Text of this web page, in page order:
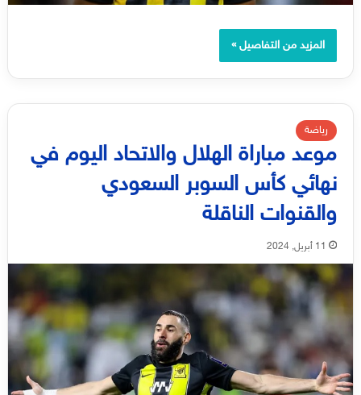
المزيد من التفاصيل »
رياضة
موعد مباراة الهلال والاتحاد اليوم في
نهائي كأس السوبر السعودي
والقنوات الناقلة
11 أبريل, 2024